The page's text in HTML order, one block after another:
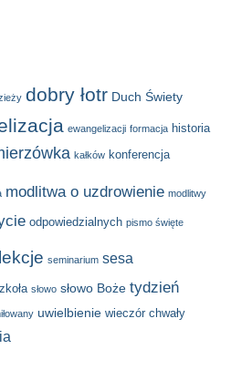
dobry łotr Duch Świety
ewangelizacji formacja historia
kałków konferencja
modlitwa o uzdrowienie modlitwy
odpowiedzialnych pismo święte
seminarium sesa
słowo słowo Boże tydzień
uwielbienie wieczór chwały